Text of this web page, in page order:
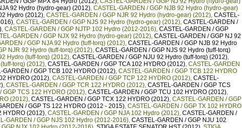
92 Hydro (hydro-gear) (2012), CASTEL-GARDEN / GGP NJB 92 Hydro (hydro-gear)
Hydro (2012), CASTEL-GARDEN / GGP NJR 92 Hydro (hydro-gear) (2012), CASTEL-
, CASTEL-GARDEN / GGP NJS 92 Hydro (hydro-gear) (2012), CASTEL-GARDEN /
, CASTEL-GARDEN / GGP NJTP 102 Hydro (2012-2016), CASTEL-GARDEN / GGP
GARDEN / GGP NJX 92 Hydro (hydro-gear) (2012), CASTEL-GARDEN / GGP NJ 92
/ GGP NJA 92 Hydro (tuff-torq) (2012), CASTEL-GARDEN / GGP NJB 92 Hydro
NJR 92 Hydro (tuff-torq) (2012), CASTEL-GARDEN / GGP NJS 92 Hydro (tuff-torq)
Hydro (tuff-torq) (2012), CASTEL-GARDEN / GGP NJU 92 Hydro (tuff-torq) (2012),
torq) (2012), CASTEL-GARDEN / GGP TCA 102 HYDRO (2012), CASTEL-GARDEN
GARDEN / GGP TCB 102 HYDRO (2012), CASTEL-GARDEN / GGP TCB 122 HYDRO
HYDRO (2012), CASTEL-GARDEN / GGP TCP 122 HYDRO (2012), CASTEL-
, CASTEL-GARDEN / GGP TCR 122 HYDRO (2012), CASTEL-GARDEN / GGP TCS
GGP TCS 122 HYDRO (2012), CASTEL-GARDEN / GGP TCU 102 HYDRO (2012),
(2012), CASTEL-GARDEN / GGP TCX 122 HYDRO (2012), CASTEL-GARDEN / GGP
/ GGP TS 122 HYDRO (2012 - 2015), CASTEL-GARDEN / GGP TX 102 HYDRO
HYDRO (2012), CASTEL-GARDEN / GGP NJA 102 Hydro (2012), CASTEL-GARDEN /
GARDEN / GGP NJS 102 Hydro (2012-2016), CASTEL-GARDEN / GGP NJU 102